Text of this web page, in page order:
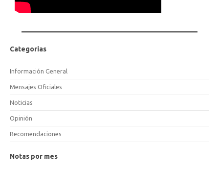
Categorias
Información General
Mensajes Oficiales
Noticias
Opinión
Recomendaciones
Notas por mes